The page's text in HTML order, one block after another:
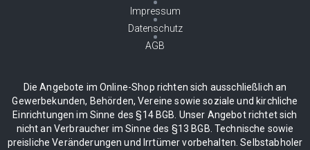
Impressum
Datenschutz
AGB
Die Angebote im Online-Shop richten sich ausschließlich an
Gewerbekunden, Behörden, Vereine sowie soziale und kirchliche
Einrichtungen im Sinne des §14 BGB. Unser Angebot richtet sich
nicht an Verbraucher im Sinne des §13 BGB. Technische sowie
preisliche Veränderungen und Irrtümer vorbehalten. Selbstabholer